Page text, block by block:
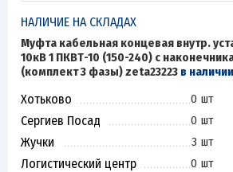
НАЛИЧИЕ НА СКЛАДАХ
Муфта кабельная концевая внутр.
10кВ 1 ПКВТ-10 (150-240) с
(комплект 3 фазы) zeta23223 в наличии
Хотьково 0 шт
Сергиев Посад 0 шт
Жучки 3 шт
Логистический центр 0 шт